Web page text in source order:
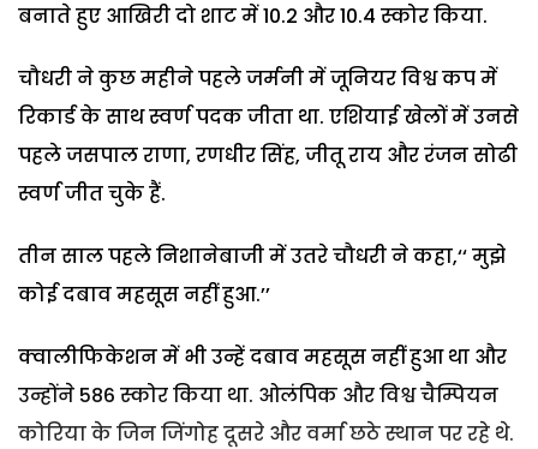
बनाते हुए आखिरी दो शाट में 10.2 और 10.4 स्कोर किया.
चौधरी ने कुछ महीने पहले जर्मनी में जूनियर विश्व कप में
रिकार्ड के साथ स्वर्ण पदक जीता था. एशियाई खेलों में उनसे
पहले जसपाल राणा, रणधीर सिंह, जीतू राय और रंजन सोढी
स्वर्ण जीत चुके हैं.
तीन साल पहले निशानेबाजी में उतरे चौधरी ने कहा,‘‘ मुझे
कोई दबाव महसूस नहीं हुआ.’’
क्वालीफिकेशन में भी उन्हें दबाव महसूस नहीं हुआ था और
उन्होंने 586 स्कोर किया था. ओलंपिक और विश्व चैम्पियन
कोरिया के जिन जिंगोह दूसरे और वर्मा छठे स्थान पर रहे थे.